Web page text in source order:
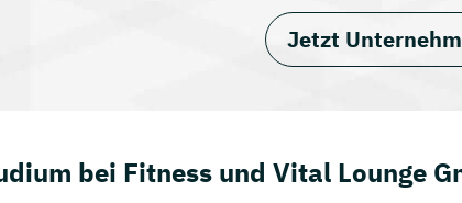
Jetzt
bei Fitness und Vital Lounge